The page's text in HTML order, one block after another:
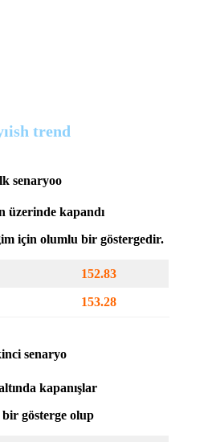
ish trend
senaryoo
üzerinde kapandı
için olumlu bir göstergedir.
152.83
153.28
senaryo
kapanışlar
gösterge olup